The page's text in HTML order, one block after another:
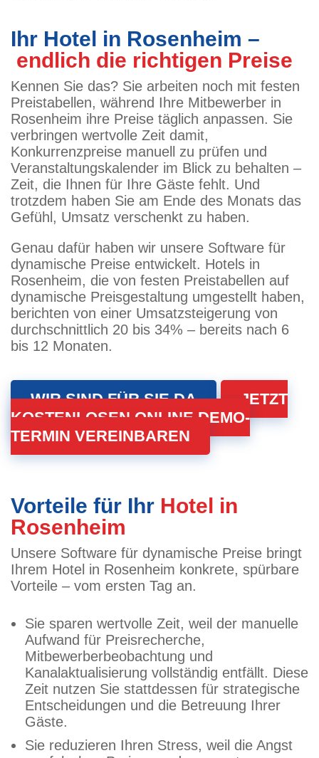
Ihr Hotel in Rosenheim –
endlich die richtigen Preise
Kennen Sie das? Sie arbeiten noch mit festen
Preistabellen, während Ihre Mitbewerber in
Rosenheim ihre Preise täglich anpassen. Sie
verbringen wertvolle Zeit damit,
Konkurrenzpreise manuell zu prüfen und
Veranstaltungskalender im Blick zu behalten –
Zeit, die Ihnen für Ihre Gäste fehlt. Und
trotzdem haben Sie am Ende des Monats das
Gefühl, Umsatz verschenkt zu haben.
Genau dafür haben wir unsere Software für
dynamische Preise entwickelt. Hotels in
Rosenheim, die von festen Preistabellen auf
dynamische Preisgestaltung umgestellt haben,
berichten von einer Umsatzsteigerung von
durchschnittlich 20 bis 34% – bereits nach 6
bis 12 Monaten.
WIR SIND FÜR SIE DA
JETZT
KOSTENLOSEN ONLINE DEMO-
TERMIN VEREINBAREN
Vorteile für Ihr Hotel in
Rosenheim
Unsere Software für dynamische Preise bringt
Ihrem Hotel in Rosenheim konkrete, spürbare
Vorteile – vom ersten Tag an.
Sie sparen wertvolle Zeit, weil der manuelle
Aufwand für Preisrecherche,
Mitbewerberbeobachtung und
Kanalaktualisierung vollständig entfällt. Diese
Zeit nutzen Sie stattdessen für strategische
Entscheidungen und die Betreuung Ihrer
Gäste.
Sie reduzieren Ihren Stress, weil die Angst